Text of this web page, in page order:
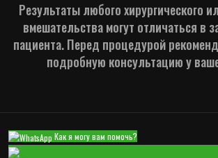
Результаты любого хирургического
вмешательства могут отличаться в
пациента. Перед процедурой
подробную консультацию у
Как я могу вам помочь?